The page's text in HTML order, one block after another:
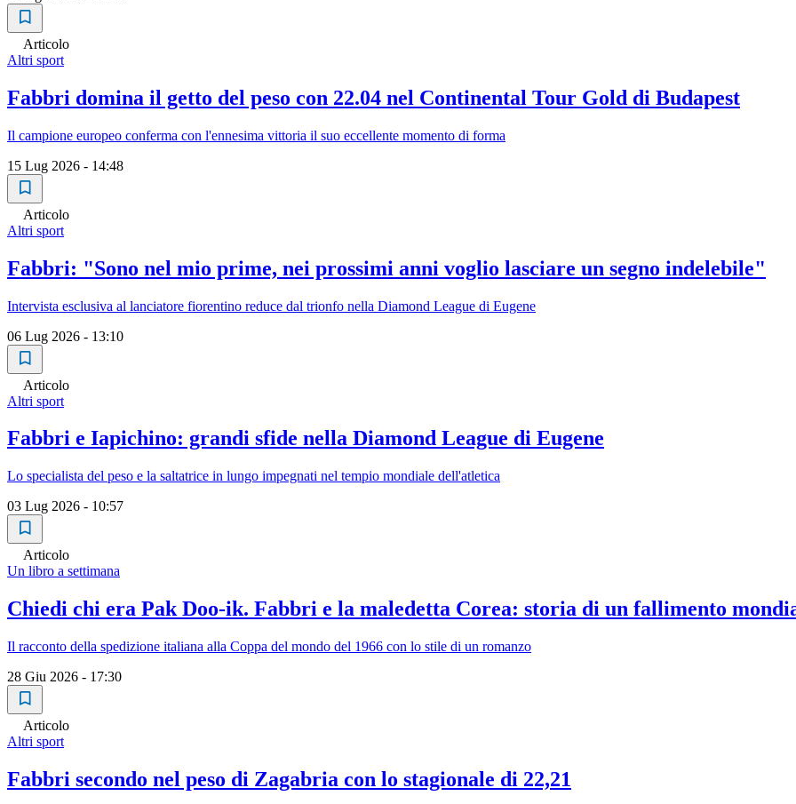
Articolo
Altri sport
Fabbri domina il getto del peso con 22.04 nel Continental Tour Gold di Budapest
Il campione europeo conferma con l'ennesima vittoria il suo eccellente momento di forma
15 Lug 2026 - 14:48
Articolo
Altri sport
Fabbri: "Sono nel mio prime, nei prossimi anni voglio lasciare un segno indelebile"
Intervista esclusiva al lanciatore fiorentino reduce dal trionfo nella Diamond League di Eugene
06 Lug 2026 - 13:10
Articolo
Altri sport
Fabbri e Iapichino: grandi sfide nella Diamond League di Eugene
Lo specialista del peso e la saltatrice in lungo impegnati nel tempio mondiale dell'atletica
03 Lug 2026 - 10:57
Articolo
Un libro a settimana
Chiedi chi era Pak Doo-ik. Fabbri e la maledetta Corea: storia di un fallimento
Il racconto della spedizione italiana alla Coppa del mondo del 1966 con lo stile di un romanzo
28 Giu 2026 - 17:30
Articolo
Altri sport
Fabbri secondo nel peso di Zagabria con lo stagionale di 22,21